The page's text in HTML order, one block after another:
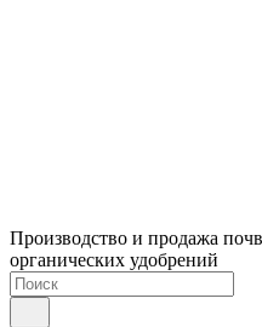
Производство и продажа
органических удобрений